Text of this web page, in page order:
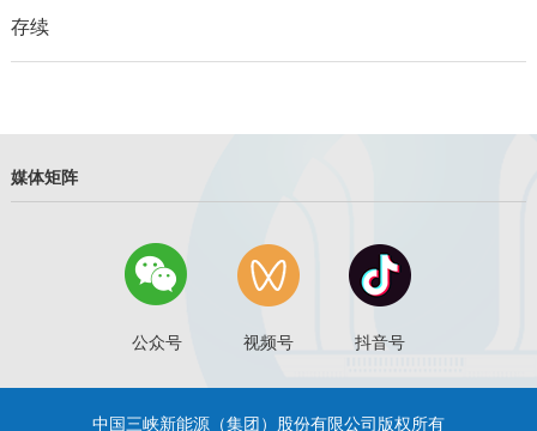
存续
媒体矩阵
公众号 视频号 抖音号
中国三峡新能源（集团）股份有限公司版权所有